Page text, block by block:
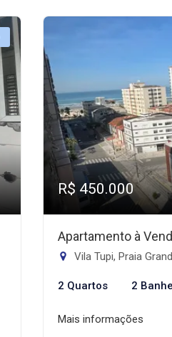
R$ 450.000
Apartamento à
Vila Tupi, Praia
2 Quartos 2
Mais informações